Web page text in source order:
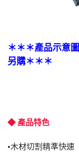
＊＊＊產品示意圖
另購＊＊＊
◆ 產品特色
•木材切割精準快速